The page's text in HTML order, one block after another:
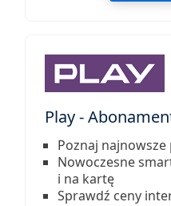
Play -
Poznaj
Nowoczesne
i na kartę
Sprawdź ceny